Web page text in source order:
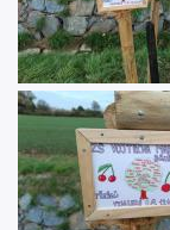
Image